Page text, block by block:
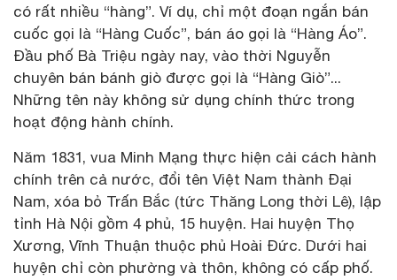
có rất nhiều “hàng”. Ví dụ, chỉ một đoạn ngắn bán
cuốc gọi là “Hàng Cuốc”, bán áo gọi là “Hàng Áo”.
Đầu phố Bà Triệu ngày nay, vào thời Nguyễn
chuyên bán bánh giò được gọi là “Hàng Giò”...
Những tên này không sử dụng chính thức trong
hoạt động hành chính.
Năm 1831, vua Minh Mạng thực hiện cải cách hành
chính trên cả nước, đổi tên Việt Nam thành Đại
Nam, xóa bỏ Trấn Bắc (tức Thăng Long thời Lê), lập
tỉnh Hà Nội gồm 4 phủ, 15 huyện. Hai huyện Thọ
Xương, Vĩnh Thuận thuộc phủ Hoài Đức. Dưới hai
huyện chỉ còn phường và thôn, không có cấp phố.